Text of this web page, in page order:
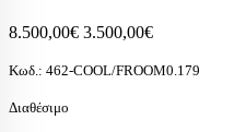
8.500,00€ 3.500,00€
Κωδ.: 462-COOL/FROOM0.179
Διαθέσιμο